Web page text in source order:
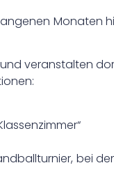
Monaten
veranstalten
bei